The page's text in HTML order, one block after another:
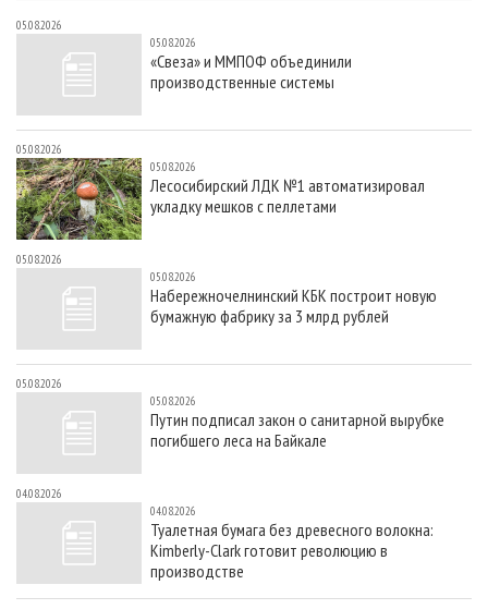
05.08.2026
05.08.2026
«Свеза» и ММПОФ объединили
производственные системы
05.08.2026
05.08.2026
Лесосибирский ЛДК №1 автоматизировал
укладку мешков с пеллетами
05.08.2026
05.08.2026
Набережночелнинский КБК построит новую
бумажную фабрику за 3 млрд рублей
05.08.2026
05.08.2026
Путин подписал закон о санитарной вырубке
погибшего леса на Байкале
04.08.2026
04.08.2026
Туалетная бумага без древесного волокна:
Kimberly-Clark готовит революцию в
производстве